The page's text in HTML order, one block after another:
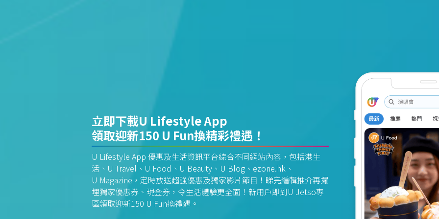
立即下載U Lifestyle App
領取迎新150 U Fun換精彩禮遇！
U Lifestyle App 優惠及生活資訊平台綜合不同網站內容，包括港生
活、U Travel、U Food、U Beauty、U Blog、ezone.hk、
U Magazine，定時放送超強優惠及獨家影片節目！睇完編輯推介再攞
埋獨家優惠券、現金券，令生活體驗更全面！新用戶即到U Jetso專
區領取迎新150 U Fun換禮遇。